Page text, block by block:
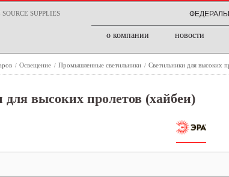
о компании новости
/ Освещение / Промышленные светильники / Светильники для высоких
высоких пролетов (хайбеи)